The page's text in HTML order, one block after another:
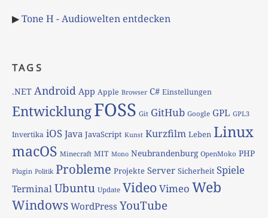
▶Tone H - Audiowelten entdecken
TAGS
.NET Android App Apple Browser C# Einstellungen
EntwicklungFOSS Git GitHub Google GPL GPL3
Invertika iOS Java JavaScript Kunst Kurzfilm Leben Linux
macOS Minecraft MIT Mono Neubrandenburg OpenMoko PHP
Plugin Politik Probleme Projekte Server Sicherheit Spiele
TerminalUbuntu Update VideoVimeo Web
Windows WordPress YouTube